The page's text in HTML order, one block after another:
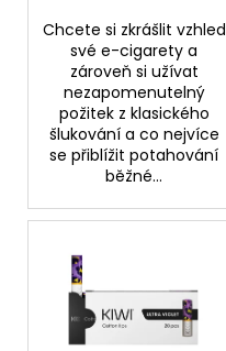
Chcete si zkrášlit vzhled
své e-cigarety a
zároveň si užívat
nezapomenutelný
požitek z klasického
šlukování a co nejvíce
se přiblížit potahování
běžné...